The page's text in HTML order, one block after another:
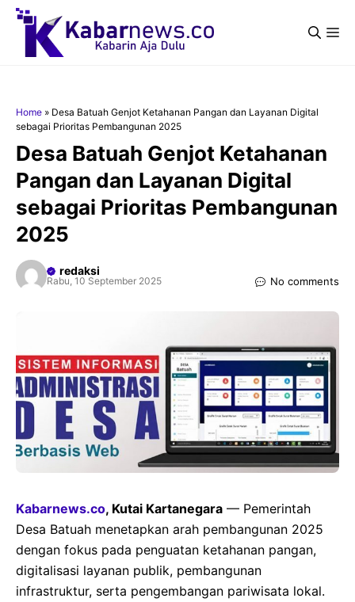
Langsung
Home » Desa Batuah Genjot Ketahanan Pangan dan Layanan Digital
sebagai Prioritas Pembangunan 2025
Desa Batuah Genjot Ketahanan
Pangan dan Layanan Digital
sebagai Prioritas Pembangunan
2025
redaksi
Rabu, 10 September 2025 No comments
Kabarnews.co, Kutai Kartanegara — Pemerintah
Desa Batuah menetapkan arah pembangunan 2025
dengan fokus pada penguatan ketahanan pangan,
digitalisasi layanan publik, pembangunan
infrastruktur, serta pengembangan pariwisata lokal.